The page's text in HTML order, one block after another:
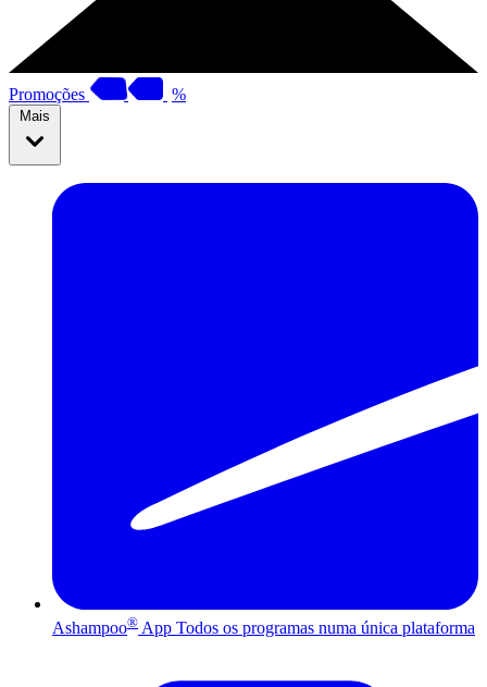
Promoções %
Mais
Ashampoo® App Todos os programas numa única plataforma